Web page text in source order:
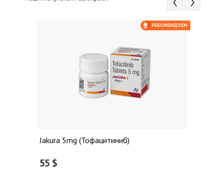
Jakura 5mg (Тофацитиниб)
55 $
РЕКОМЕНДУЕМ